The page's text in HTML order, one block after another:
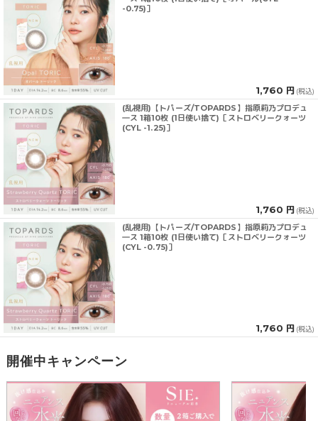
-0.75)］
1,760 円 (税込)
(乱視用)【トパーズ/TOPARDS】指原莉乃プロデュ
―ス 1箱10枚 (1日使い捨て)［ストロベリークォーツ
(CYL -1.25)］
1,760 円 (税込)
(乱視用)【トパーズ/TOPARDS】指原莉乃プロデュ
―ス 1箱10枚 (1日使い捨て)［ストロベリークォーツ
(CYL -0.75)］
1,760 円 (税込)
開催中キャンペーン